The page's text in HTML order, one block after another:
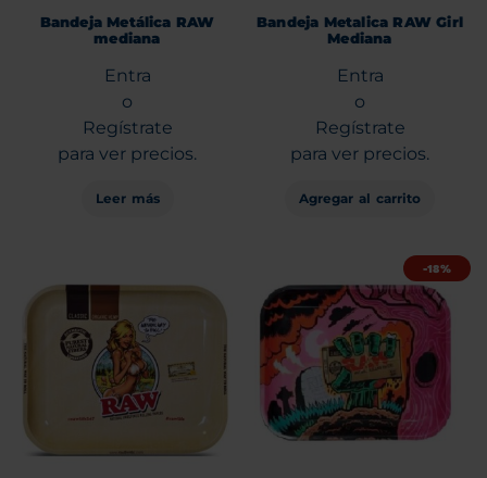
Bandeja Metálica RAW
mediana
Entra
o
Regístrate
para ver precios.
Leer más
Bandeja Metalica RAW Girl
Mediana
Entra
o
Regístrate
para ver precios.
Agregar al carrito
-18%